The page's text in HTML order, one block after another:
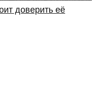
доверить её